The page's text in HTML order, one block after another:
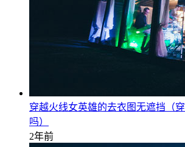
穿越火线女英雄的去衣图无遮挡（
吗）
2年前